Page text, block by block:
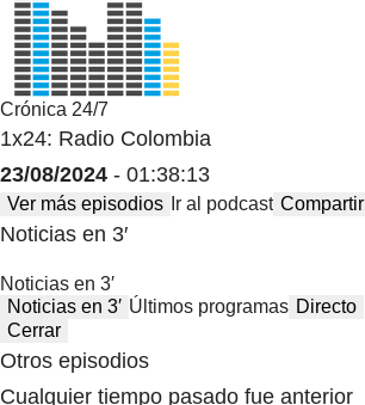
Crónica 24/7
1x24: Radio Colombia
23/08/2024 - 01:38:13
Ver más episodios Ir al podcast Compartir
Noticias en 3′
Noticias en 3′
Noticias en 3′ Últimos programas Directo
Cerrar
Otros episodios
Cualquier tiempo pasado fue anterior